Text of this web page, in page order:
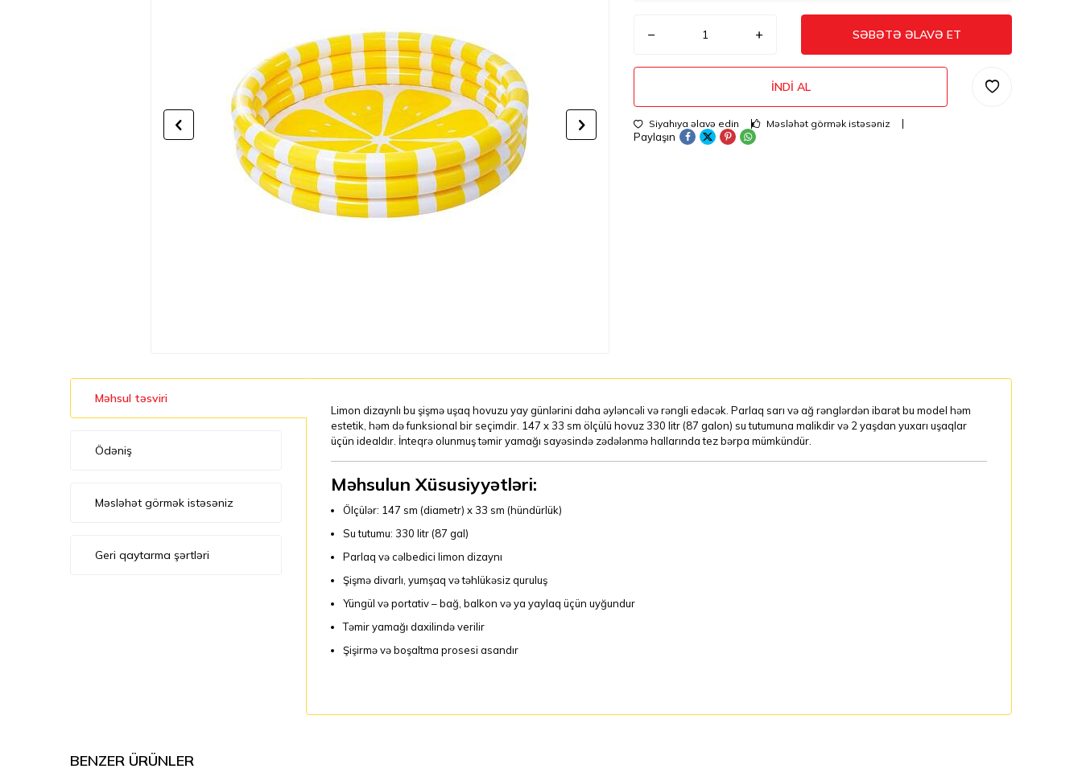
SƏBƏTƏ ƏLAVƏ ET
İNDI AL
Siyahıya əlavə edin Məsləhət görmək istəsəniz
Paylaşın
Məhsul təsviri
Ödəniş
Məsləhət görmək istəsəniz
Geri qaytarma şərtləri
Limon dizaynlı bu şişmə uşaq hovuzu yay günlərini daha əyləncəli və rəngli edəcək. Parlaq sarı və ağ rənglərdən ibarət bu model həm
estetik, həm də funksional bir seçimdir. 147 x 33 sm ölçülü hovuz 330 litr (87 galon) su tutumuna malikdir və 2 yaşdan yuxarı uşaqlar
üçün idealdır. İnteqrə olunmuş təmir yamağı sayəsində zədələnmə hallarında tez bərpa mümkündür.
Məhsulun Xüsusiyyətləri:
Ölçülər: 147 sm (diametr) x 33 sm (hündürlük)
Su tutumu: 330 litr (87 gal)
Parlaq və cəlbedici limon dizaynı
Şişmə divarlı, yumşaq və təhlükəsiz quruluş
Yüngül və portativ – bağ, balkon və ya yaylaq üçün uyğundur
Təmir yamağı daxilində verilir
Şişirmə və boşaltma prosesi asandır
BENZER ÜRÜNLER